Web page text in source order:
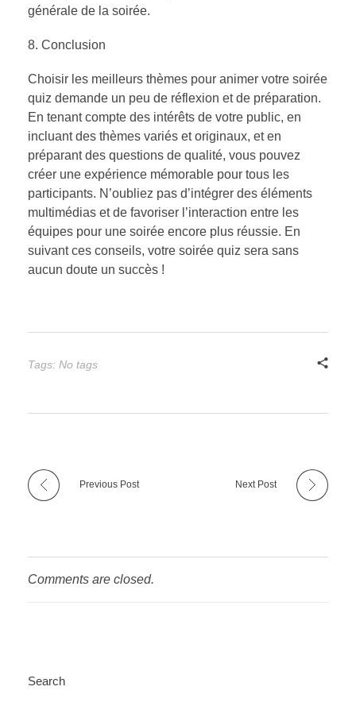
générale de la soirée.
Conclusion
Choisir les meilleurs thèmes pour animer votre soirée
quiz demande un peu de réflexion et de préparation.
En tenant compte des intérêts de votre public, en
incluant des thèmes variés et originaux, et en
préparant des questions de qualité, vous pouvez
créer une expérience mémorable pour tous les
participants. N’oubliez pas d’intégrer des éléments
multimédias et de favoriser l’interaction entre les
équipes pour une soirée encore plus réussie. En
suivant ces conseils, votre soirée quiz sera sans
aucun doute un succès !
Tags: No tags
Previous Post Next Post
Comments are closed.
Search